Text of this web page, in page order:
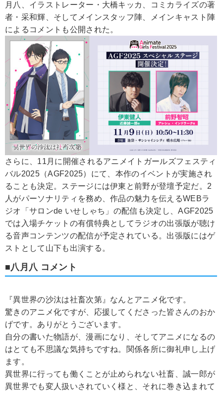
月八、イラストレーター・大橋キッカ、コミカライズの著
者・采和輝、そしてメインスタッフ陣、メインキャスト陣
によるコメントも公開された。
さらに、11月に開催されるアニメイトガールズフェスティ
バル2025（AGF2025）にて、本作のイベントが実施され
ることも決定。ステージには伊東と前野が登壇予定だ。2
人がパーソナリティを務め、作品の魅力を伝えるWEBラ
ジオ「サロンde いせしゃち」の配信も決定し、AGF2025
では入場チケットの有償特典としてラジオの出張版が聴け
る音声コンテンツの配信が予定されている。出張版にはゲ
ストとして山下も出演する。
■八月八 コメント
『異世界の沙汰は社畜次第』なんとアニメ化です。
驚きのアニメ化ですが、応援してくださった皆さんのおか
げです。ありがとうございます。
自分の書いた物語が、漫画になり、そしてアニメになるの
はとても不思議な気持ちですね。関係各所に御礼申し上げ
ます。
異世界に行っても働くことが止められない社畜、誠一郎が
異世界でも変人扱いされていく様と、それに巻き込まれて